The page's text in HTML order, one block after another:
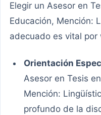
Elegir un Asesor en
Educación, Mención:
adecuado es vital por
Orientación
Asesor en Tesis
Mención:
profundo de la